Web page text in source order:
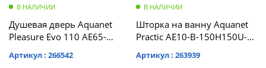
В НАЛИЧИИ
Душевая дверь Aquanet
Pleasure Evo 110 AE65-
прозрачное стекло
Артикул : 266542
В НАЛИЧИИ
Шторка на ванну Aquanet
Practic AE10-B-150H150U-
(243611)
Артикул : 263939